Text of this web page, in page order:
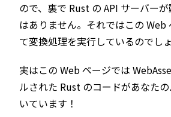
ので、裏で Rust の API サーバー
はありません。それではこの Web
て変換処理を実行しているのでし
実はこの Web ページでは
ルされた Rust のコードがあなた
いています！